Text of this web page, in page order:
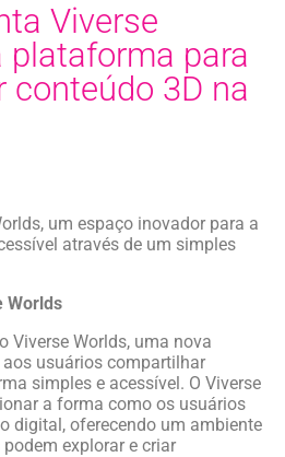
Viverse
plataforma para
3D na
um espaço inovador para a
através de um simples
Worlds
Viverse Worlds, uma nova
usuários compartilhar
simples e acessível. O Viverse
a forma como os usuários
digital, oferecendo um ambiente
explorar e criar